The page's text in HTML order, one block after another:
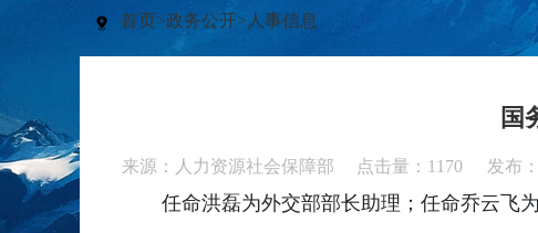
首页>政务公开> 人事信息
国
来源：人力资源社会保障部 点击量： 1170 发布
任命洪磊为外交部部长助理；任命乔云飞